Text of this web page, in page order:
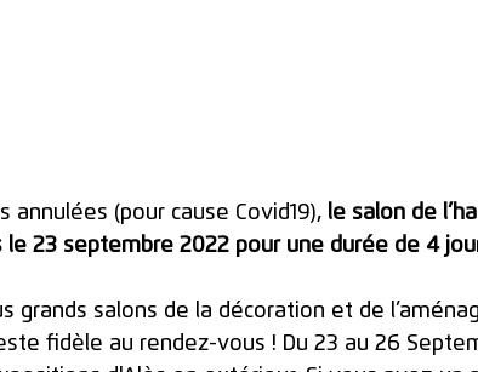
annulées (pour cause Covid19), le salon de
23 septembre 2022 pour une durée de 4
grands salons de la décoration et de
fidèle au rendez-vous ! Du 23 au 26